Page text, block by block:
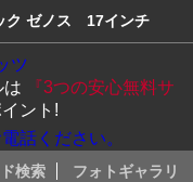
ゼノス 17インチ
は
『3つの安心無料サ
ント!
検索
フォトギャラリ